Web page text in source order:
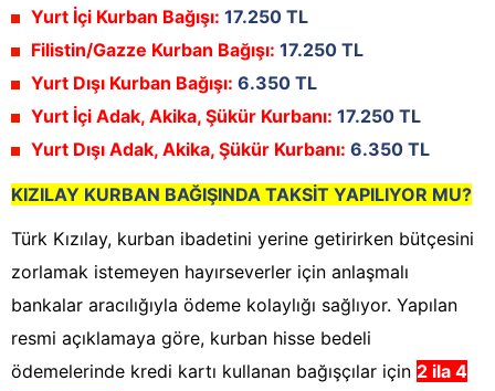
Yurt İçi Kurban Bağışı: 17.250 TL
Filistin/Gazze Kurban Bağışı: 17.250 TL
Yurt Dışı Kurban Bağışı: 6.350 TL
Yurt İçi Adak, Akika, Şükür Kurbanı: 17.250 TL
Yurt Dışı Adak, Akika, Şükür Kurbanı: 6.350 TL
KIZILAY KURBAN BAĞIŞINDA TAKSİT YAPILIYOR MU?
Türk Kızılay, kurban ibadetini yerine getirirken bütçesini
zorlamak istemeyen hayırseverler için anlaşmalı
bankalar aracılığıyla ödeme kolaylığı sağlıyor. Yapılan
resmi açıklamaya göre, kurban hisse bedeli
ödemelerinde kredi kartı kullanan bağışçılar için 2 ila 4